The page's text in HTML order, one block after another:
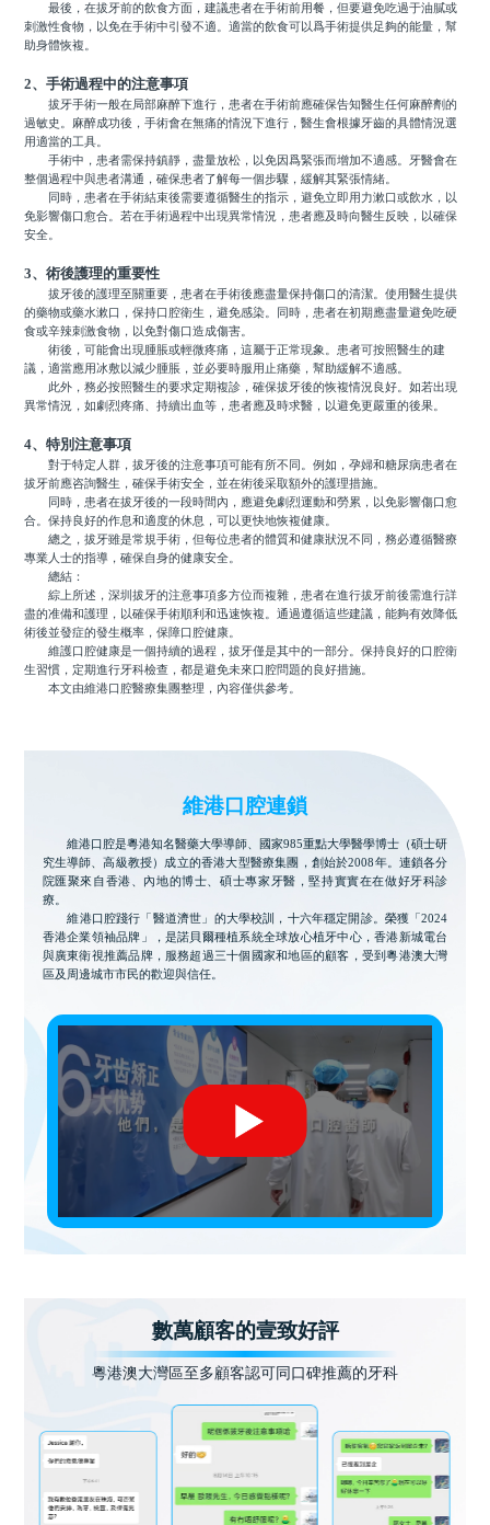
最後，在拔牙前的飲食方面，建議患者在手術前用餐，但要避免吃過于油膩或
刺激性食物，以免在手術中引發不適。適當的飲食可以爲手術提供足夠的能量，幫
助身體恢複。
2、手術過程中的注意事項
拔牙手術一般在局部麻醉下進行，患者在手術前應確保告知醫生任何麻醉劑的
過敏史。麻醉成功後，手術會在無痛的情況下進行，醫生會根據牙齒的具體情況選
用適當的工具。
手術中，患者需保持鎮靜，盡量放松，以免因爲緊張而增加不適感。牙醫會在
整個過程中與患者溝通，確保患者了解每一個步驟，緩解其緊張情緒。
同時，患者在手術結束後需要遵循醫生的指示，避免立即用力漱口或飲水，以
免影響傷口愈合。若在手術過程中出現異常情況，患者應及時向醫生反映，以確保
安全。
3、術後護理的重要性
拔牙後的護理至關重要，患者在手術後應盡量保持傷口的清潔。使用醫生提供
的藥物或藥水漱口，保持口腔衛生，避免感染。同時，患者在初期應盡量避免吃硬
食或辛辣刺激食物，以免對傷口造成傷害。
術後，可能會出現腫脹或輕微疼痛，這屬于正常現象。患者可按照醫生的建
議，適當應用冰敷以減少腫脹，並必要時服用止痛藥，幫助緩解不適感。
此外，務必按照醫生的要求定期複診，確保拔牙後的恢複情況良好。如若出現
異常情況，如劇烈疼痛、持續出血等，患者應及時求醫，以避免更嚴重的後果。
4、特別注意事項
對于特定人群，拔牙後的注意事項可能有所不同。例如，孕婦和糖尿病患者在
拔牙前應咨詢醫生，確保手術安全，並在術後采取額外的護理措施。
同時，患者在拔牙後的一段時間內，應避免劇烈運動和勞累，以免影響傷口愈
合。保持良好的作息和適度的休息，可以更快地恢複健康。
總之，拔牙雖是常規手術，但每位患者的體質和健康狀況不同，務必遵循醫療
專業人士的指導，確保自身的健康安全。
總結：
綜上所述，深圳拔牙的注意事項多方位而複雜，患者在進行拔牙前後需進行詳
盡的准備和護理，以確保手術順利和迅速恢複。通過遵循這些建議，能夠有效降低
術後並發症的發生概率，保障口腔健康。
維護口腔健康是一個持續的過程，拔牙僅是其中的一部分。保持良好的口腔衛
生習慣，定期進行牙科檢查，都是避免未來口腔問題的良好措施。
本文由維港口腔醫療集團整理，內容僅供參考。
維港口腔連鎖
維港口腔是粵港知名醫藥大學導師、國家985重點大學醫學博士（碩士研
究生導師、高級教授）成立的香港大型醫療集團，創始於2008年。連鎖各分
院匯聚來自香港、內地的博士、碩士專家牙醫，堅持實實在在做好牙科診
療。
維港口腔踐行「醫道濟世」的大學校訓，十六年穩定開診。榮獲「2024
香港企業領袖品牌」，是諾貝爾種植系統全球放心植牙中心，香港新城電台
與廣東衛視推薦品牌，服務超過三十個國家和地區的顧客，受到粵港澳大灣
區及周邊城市市民的歡迎與信任。
數萬顧客的壹致好評
粵港澳大灣區至多顧客認可同口碑推薦的牙科